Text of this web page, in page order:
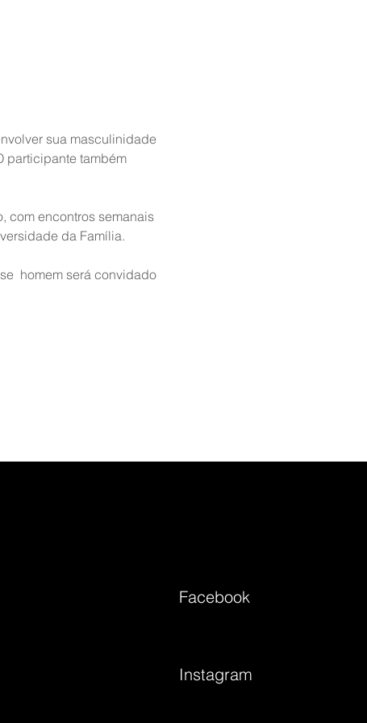
sua masculinidade
participante também
com encontros semanais
da Família.
homem será convidado
Facebook
Instagram